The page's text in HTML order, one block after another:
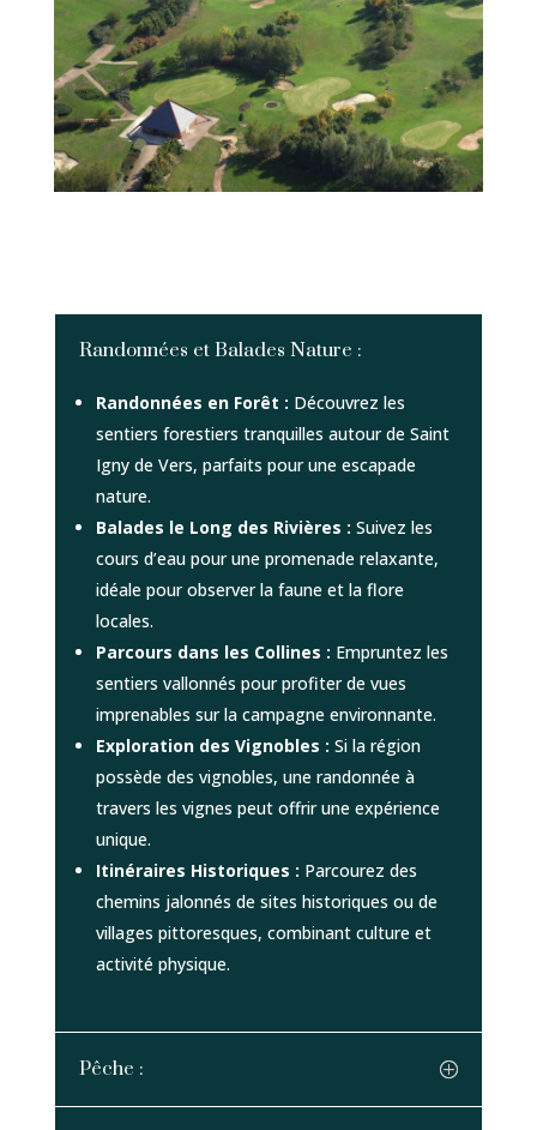
Randonnées et Balades Nature :
Randonnées en Forêt : Découvrez les
sentiers forestiers tranquilles autour de Saint
Igny de Vers, parfaits pour une escapade
nature.
Balades le Long des Rivières : Suivez les
cours d’eau pour une promenade relaxante,
idéale pour observer la faune et la flore
locales.
Parcours dans les Collines : Empruntez les
sentiers vallonnés pour profiter de vues
imprenables sur la campagne environnante.
Exploration des Vignobles : Si la région
possède des vignobles, une randonnée à
travers les vignes peut offrir une expérience
unique.
Itinéraires Historiques : Parcourez des
chemins jalonnés de sites historiques ou de
villages pittoresques, combinant culture et
activité physique.
Pêche :